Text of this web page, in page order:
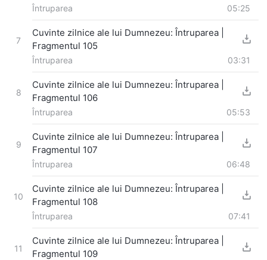
Întruparea 05:25
7
Cuvinte zilnice ale lui Dumnezeu: Întruparea |
Fragmentul 105
Întruparea 03:31
8
Cuvinte zilnice ale lui Dumnezeu: Întruparea |
Fragmentul 106
Întruparea 05:53
9
Cuvinte zilnice ale lui Dumnezeu: Întruparea |
Fragmentul 107
Întruparea 06:48
10
Cuvinte zilnice ale lui Dumnezeu: Întruparea |
Fragmentul 108
Întruparea 07:41
11
Cuvinte zilnice ale lui Dumnezeu: Întruparea |
Fragmentul 109